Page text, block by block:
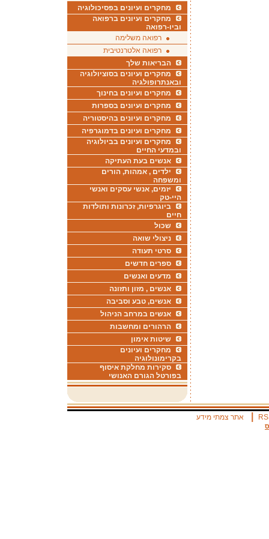
מחקרים ועיונים בפסיכולוגיה
מחקרים ועיונים ברפואה
וביו-רפואה
רפואה משלימה
רפואה אלטרנטיבית
הבריאות שלך
מחקרים ועיונים בסוציולוגיה
ובאנתרופולגיה
מחקרים ועיונים בחינוך
מחקרים ועיונים בספרות
מחקרים ועיונים בהיסטוריה
מחקרים ועיונים בדמוגרפיה
מחקרים ועיונים בביולוגיה
ובמדעי החיים
אנשים בעת העתיקה
ילדים , אמהות, הורים
ומשפחה
יזמים, אנשי עסקים ואנשי
היי-טק
ביוגרפיות, זכרונות ותולדות
חיים
שכול
ניצולי שואה
סרטי תעודה
ספרים חדשים
מדעים ואנשים
אנשים , מזון ותזונה
אנשים, טבע וסביבה
אנשים במרחב הניהול
הרהורים ומחשבות
שיטות אימון
מחקרים ועיונים
בקרימונולוגיה
סקירות מחלקת איסוף
בפורטל הגורם האנושי
אתר צמתי מידע